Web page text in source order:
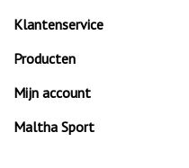
Klantenservice
Producten
Mijn account
Maltha Sport